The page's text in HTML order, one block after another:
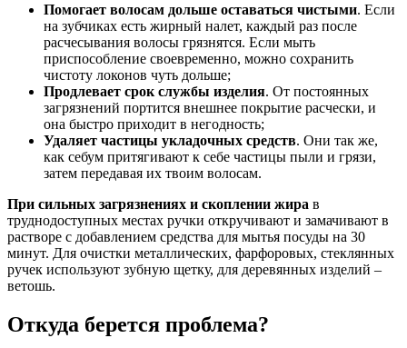
Помогает волосам дольше оставаться чистыми. Если
на зубчиках есть жирный налет, каждый раз после
расчесывания волосы грязнятся. Если мыть
приспособление своевременно, можно сохранить
чистоту локонов чуть дольше;
Продлевает срок службы изделия. От постоянных
загрязнений портится внешнее покрытие расчески, и
она быстро приходит в негодность;
Удаляет частицы укладочных средств. Они так же,
как себум притягивают к себе частицы пыли и грязи,
затем передавая их твоим волосам.
При сильных загрязнениях и скоплении жира в
труднодоступных местах ручки откручивают и замачивают в
растворе с добавлением средства для мытья посуды на 30
минут. Для очистки металлических, фарфоровых, стеклянных
ручек используют зубную щетку, для деревянных изделий –
ветошь.
Откуда берется проблема?